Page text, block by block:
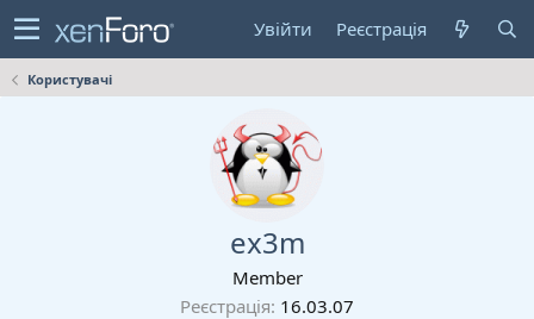
Увійти Реєстрація
Користувачі
ex3m
Member
Реєстрація 16.03.07